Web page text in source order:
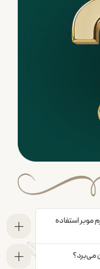
موبر استفاده
می‌برد؟